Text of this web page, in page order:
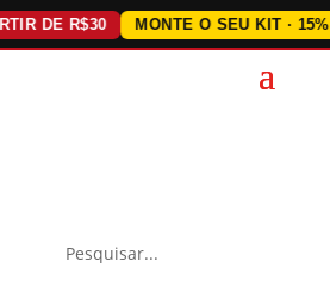
R$30 MONTE O SEU KIT · 15% OFF